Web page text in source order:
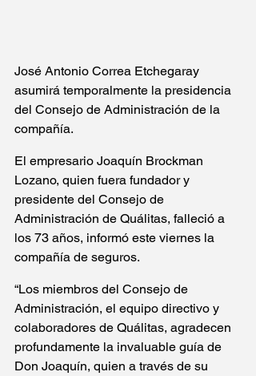
José Antonio Correa Etchegaray
asumirá temporalmente la presidencia
del Consejo de Administración de la
compañía.
El empresario Joaquín Brockman
Lozano, quien fuera fundador y
presidente del Consejo de
Administración de Quálitas, falleció a
los 73 años, informó este viernes la
compañía de seguros.
“Los miembros del Consejo de
Administración, el equipo directivo y
colaboradores de Quálitas, agradecen
profundamente la invaluable guía de
Don Joaquín, quien a través de su